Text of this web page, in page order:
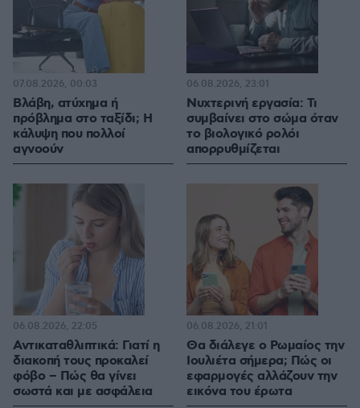
Βλάβη, ατύχημα ή
πρόβλημα στο ταξίδι; Η
κάλυψη που πολλοί
αγνοούν
07.08.2026, 00:03
Νυχτερινή εργασία: Τι
συμβαίνει στο σώμα όταν
το βιολογικό ρολόι
απορρυθμίζεται
06.08.2026, 23:01
Αντικαταθλιπτικά: Γιατί η
διακοπή τους προκαλεί
φόβο – Πώς θα γίνει
σωστά και με ασφάλεια
06.08.2026, 22:05
Θα διάλεγε ο Ρωμαίος την
Ιουλιέτα σήμερα; Πώς οι
εφαρμογές αλλάζουν την
εικόνα του έρωτα
06.08.2026, 21:01